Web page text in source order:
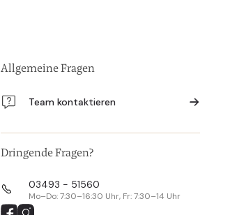
Allgemeine Fragen
Team kontaktieren
Dringende Fragen?
03493 - 51560
Mo–Do: 7:30–16:30 Uhr, Fr: 7:30–14 Uhr